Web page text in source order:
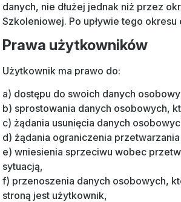
danych, nie dłużej jednak niż przez
Szkoleniowej. Po upływie tego
Prawa użytkowników
Użytkownik ma prawo do:
a) dostępu do swoich danych
b) sprostowania danych osobowych,
c) żądania usunięcia danych
d) żądania ograniczenia
e) wniesienia sprzeciwu wobec
sytuacją,
f) przenoszenia danych osobowych,
stroną jest użytkownik,